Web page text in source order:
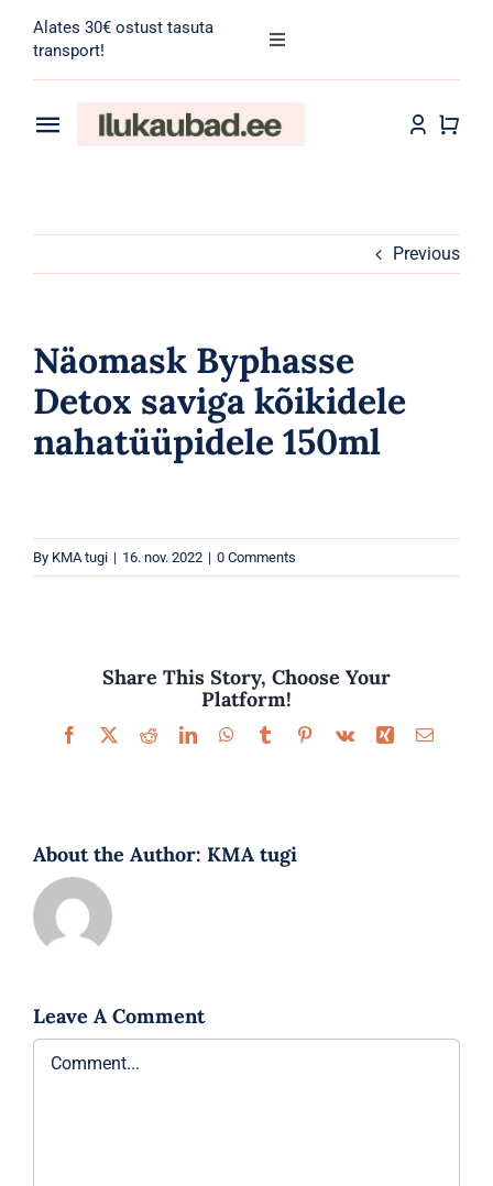
content
Alates 30€ ostust tasuta
transport!
Toggle
for:
Toggle
Meik
Tarvikud
Kaubamärgid
Previous
Näomask Byphasse
Detox saviga kõikidele
nahatüüpidele 150ml
By KMA tugi | 16. nov. 2022 | 0 Comments
Share This Story, Choose Your
Platform!
Facebook
X RedditLinkedInWhatsApp
TumblrPinterest
Vk Xing Email
About the Author: KMA tugi
Leave A Comment
Comment